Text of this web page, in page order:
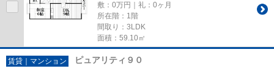
敷：0万円｜礼：0ヶ月
所在階：1階
間取り：3LDK
面積：59.10㎡
賃貸｜マンション ピュアリティ９０